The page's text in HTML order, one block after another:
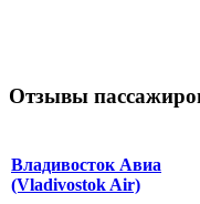
Отзывы
Владивосток Авиа
(Vladivostok Air)